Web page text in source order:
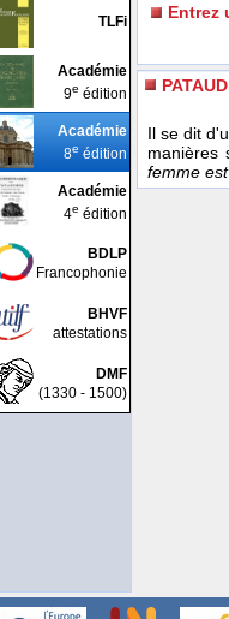
TLFi
Académie
9e édition
Académie
8e édition
Académie
4e édition
BDLP
Francophonie
BHVF
attestations
DMF
(1330 - 1500)
Entrez
PATAUD
Il se dit
manières
femme